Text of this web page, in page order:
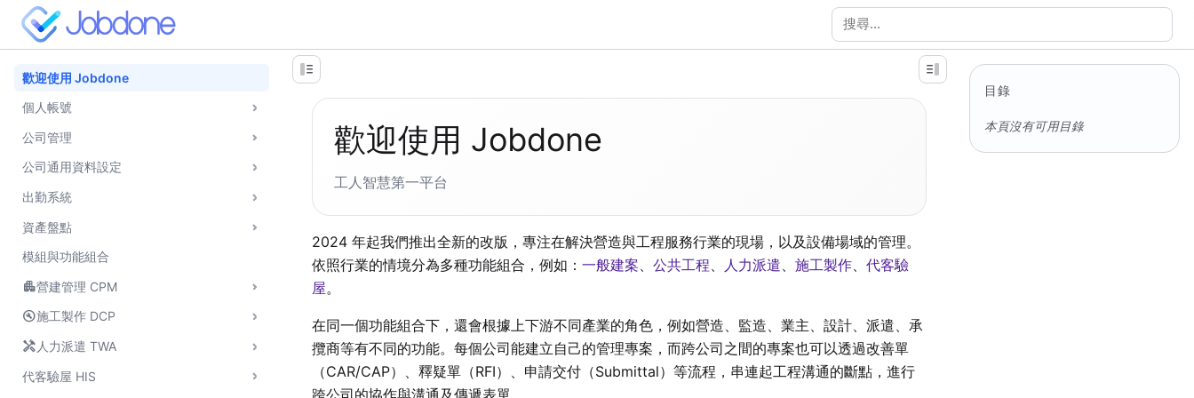
搜尋文件
歡迎使用 Jobdone
個人帳號
公司管理
公司通用資料設定
出勤系統
資產盤點
模組與功能組合
apartment營建管理 CPM
build_circle施工製作 DCP
handyman 人力派遣 TWA
代客驗屋 HIS
歡迎使用 Jobdone
工人智慧第一平台
2024 年起我們推出全新的改版，專注在解決營造與工程服務行業的現場，以及設備場域的管理。
依照行業的情境分為多種功能組合，例如：一般建案 、公共工程 人力派遣 、施工製作 、代客驗
屋。
在同一個功能組合下，還會根據上下游不同產業的角色，例如營造、監造、業主、設計、派遣、承
攬商等有不同的功能。每個公司能建立自己的管理專案，而跨公司之間的專案也可以透過改善單
（CAR/CAP）、釋疑單（RFI）、申請交付（Submittal）等流程，串連起工程溝通的斷點，進行
跨公司的協作與溝通及傳遞表單。
目錄
本頁沒有可用目錄